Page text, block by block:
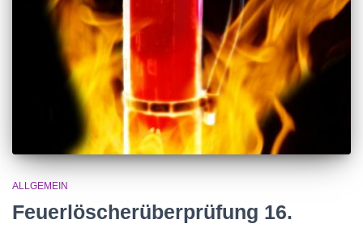
ALLGEMEIN
Feuerlöscherüberprüfung 16.